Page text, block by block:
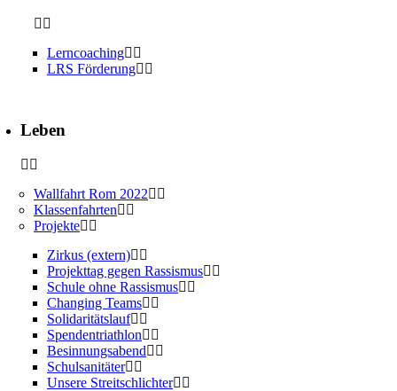
Lerncoaching
LRS Förderung
Leben
Wallfahrt Rom 2022
Klassenfahrten
Projekte
Zirkus (extern)
Projekttag gegen Rassismus
Schule ohne Rassismus
Changing Teams
Solidaritätslauf
Spendentriathlon
Besinnungsabend
Schulsanitäter
Unsere Streitschlichter